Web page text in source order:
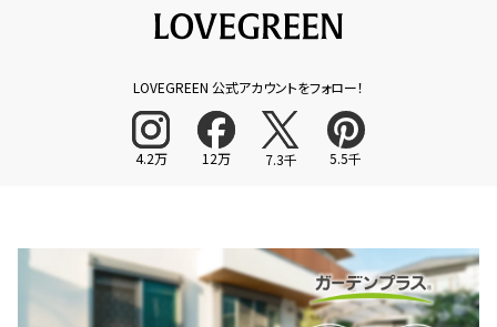
LOVEGREEN 公式アカウントをフォロー！
4.2万 12万 7.3千 5.5千